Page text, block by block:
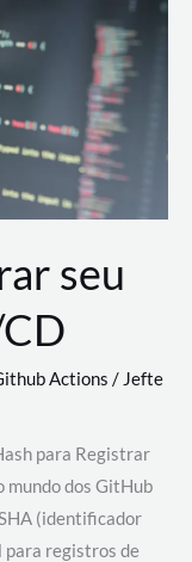
seu
Actions /Jefte
para Registrar
mundo dos GitHub
(identificador
para registros de